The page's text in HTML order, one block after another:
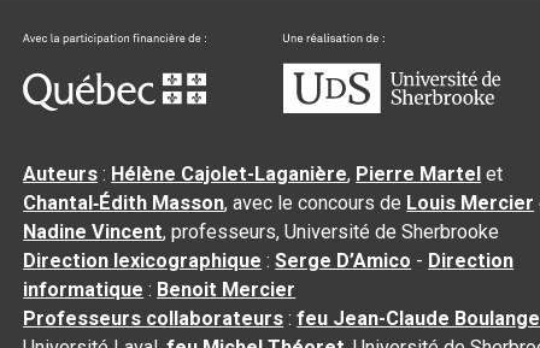
Auteurs : Hélène Cajolet-Laganière, Pierre Martel et
Chantal‑Édith Masson, avec le concours de Louis Mercier
Nadine Vincent, professeurs, Université de Sherbrooke
Direction lexicographique :Serge D’Amico - Direction
informatique : Benoit Mercier
Professeurs collaborateurs :feu Jean-Claude